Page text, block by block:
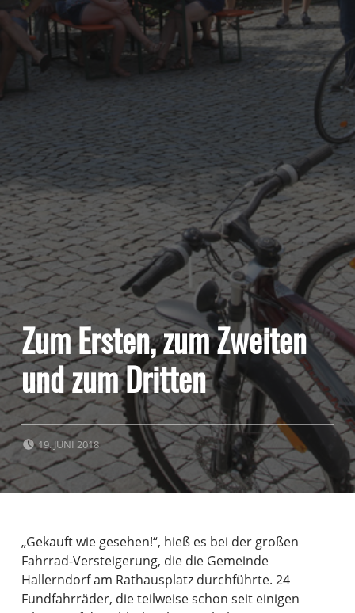
Zum Ersten, zum Zweiten
und zum Dritten
POSTED ON:
19. JUNI 2018
„Gekauft wie gesehen!“, hieß es bei der großen
Fahrrad-Versteigerung, die die Gemeinde
Hallerndorf am Rathausplatz durchführte. 24
Fundfahrräder, die teilweise schon seit einigen